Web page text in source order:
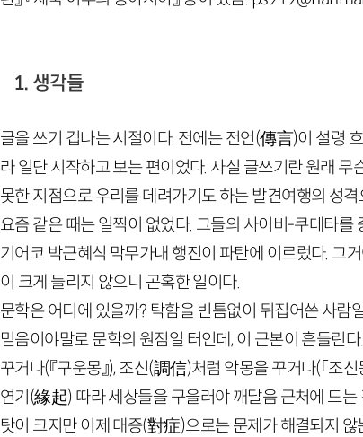
1. 생각들
글을 쓰기 겁나는 시절이다. 전에는 전언(傳言)이 설령
라 일단 시작하고 보는 편이었다. 사실 글쓰기란 원래
못한 지점으로 우리를 데려가기도 하는 발견여행의 성
요즘 같은 때는 일찍이 없었다. 그들의 사이비-쿠데타를
기어코 박근혜식 막무가내 행진이 파탄에 이르렀다. 그
이 크게 들리지 않으니 곤혹한 일이다.
문학은 어디에 있을까? 탁함을 빈틈없이 뒤집어쓴 사
믿음이야말로 문학의 원점일 터인데, 이 근본이 흔들린
꾸거나(『구운몽』), 조신(調信)처럼 악몽을 꾸거나(「조신
연기 (緣起) 따라 세상들을 구을러야 깨달음 근처에 드는
탓이 크지만 이제 대증(對症)으로는 문제가 해결되지